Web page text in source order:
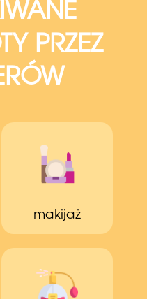
PRZEZ
makijaż